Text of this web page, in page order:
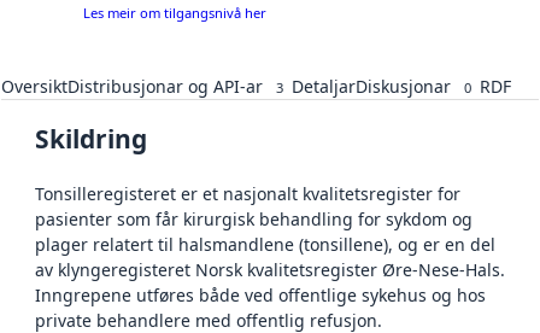
Les meir om tilgangsnivå her
OversiktDistribusjonar og API-ar 3 DetaljarDiskusjonar 0 RDF
Skildring
Tonsilleregisteret er et nasjonalt kvalitetsregister for
pasienter som får kirurgisk behandling for sykdom og
plager relatert til halsmandlene (tonsillene), og er en del
av klyngeregisteret Norsk kvalitetsregister Øre-Nese-Hals.
Inngrepene utføres både ved offentlige sykehus og hos
private behandlere med offentlig refusjon.